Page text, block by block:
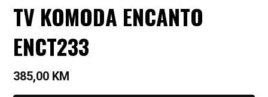
TV KOMODA ENCANTO
ENCT233
385,00 KM